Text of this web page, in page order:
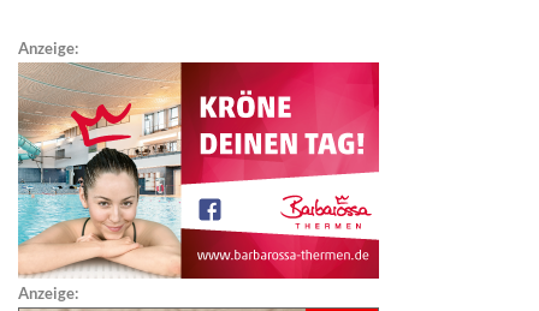
Anzeige:
Anzeige: